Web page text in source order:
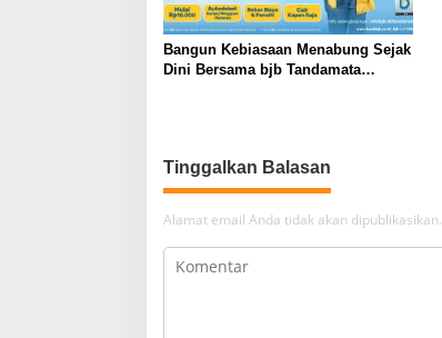
Bangun Kebiasaan Menabung Sejak
Dini Bersama bjb Tandamata
Tinggalkan Balasan
Alamat email Anda tidak akan dipublikasikan.